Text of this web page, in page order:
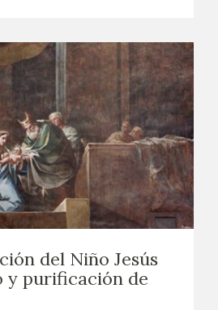
del Niño Jesús
y purificación de